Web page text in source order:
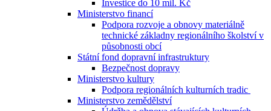
Investice do 10 mil. Kč
Ministerstvo financí
Podpora rozvoje a obnovy materiálně
technické základny regionálního školství v
působnosti obcí
Státní fond dopravní infrastruktury
Bezpečnost dopravy
Ministerstvo kultury
Podpora regionálních kulturních tradic
Ministerstvo zemědělství